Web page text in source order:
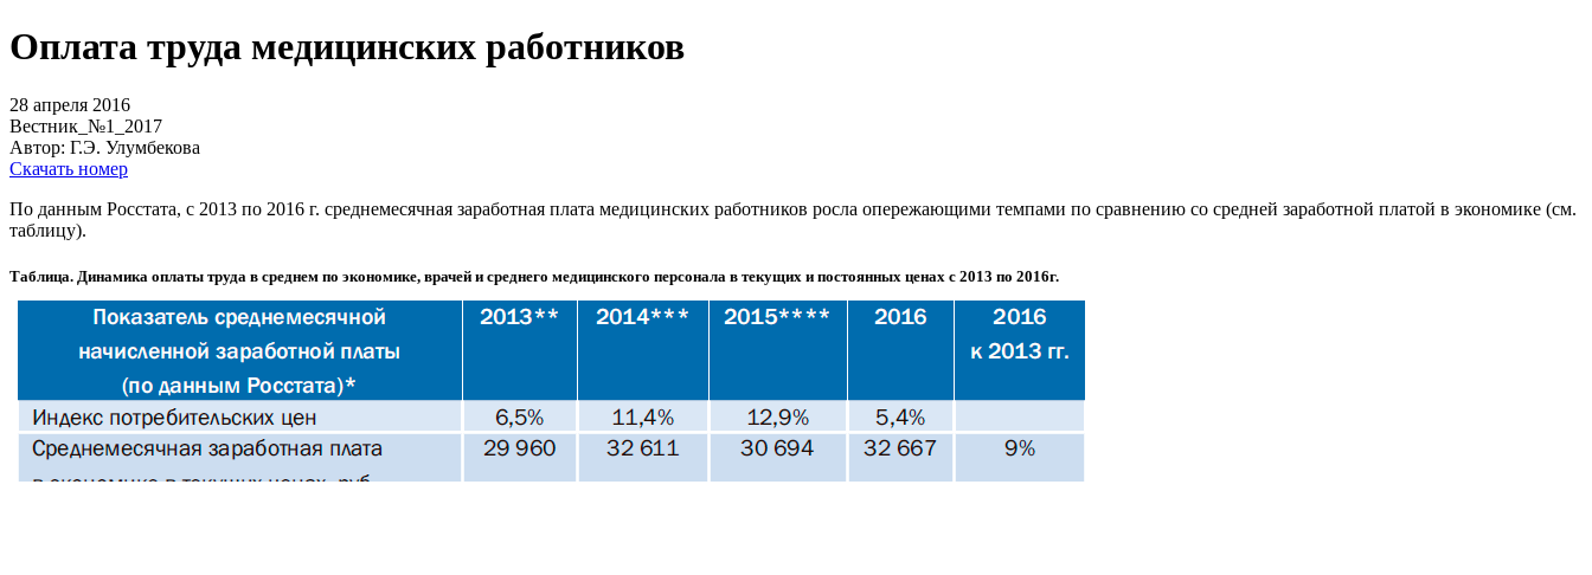
Оплата труда медицинских работников
28 апреля 2016
Вестник_№1_2017
Автор: Г.Э. Улумбекова
Скачать номер
По данным Росстата, с 2013 по 2016 г. среднемесячная заработная плата медицинских работников росла опережающими темпами по сравнению со средней заработной платой в экономике (см.
таблицу).
Таблица. Динамика оплаты труда в среднем по экономике, врачей и среднего медицинского персонала в текущих и постоянных ценах с 2013 по 2016г.